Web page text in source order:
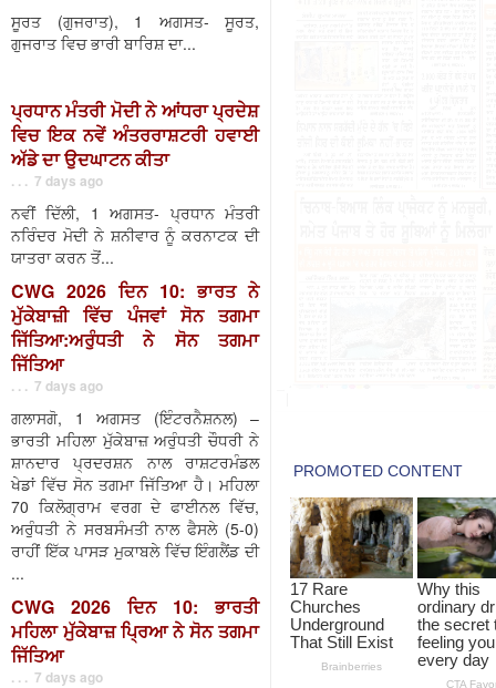
ਸੂਰਤ (ਗੁਜਰਾਤ), 1 ਅਗਸਤ- ਸੂਰਤ,
ਗੁਜਰਾਤ ਵਿਚ ਭਾਰੀ ਬਾਰਿਸ਼ ਦਾ...
ਪ੍ਰਧਾਨ ਮੰਤਰੀ ਮੋਦੀ ਨੇ ਆਂਧਰਾ ਪ੍ਰਦੇਸ਼
ਵਿਚ ਇਕ ਨਵੇਂ ਅੰਤਰਰਾਸ਼ਟਰੀ ਹਵਾਈ
ਅੱਡੇ ਦਾ ਉਦਘਾਟਨ ਕੀਤਾ
. . . 7 days ago
ਨਵੀਂ ਦਿੱਲੀ, 1 ਅਗਸਤ- ਪ੍ਰਧਾਨ ਮੰਤਰੀ
ਨਰਿੰਦਰ ਮੋਦੀ ਨੇ ਸ਼ਨੀਵਾਰ ਨੂੰ ਕਰਨਾਟਕ ਦੀ
ਯਾਤਰਾ ਕਰਨ ਤੋਂ...
CWG 2026 ਦਿਨ 10: ਭਾਰਤ ਨੇ
ਮੁੱਕੇਬਾਜ਼ੀ ਵਿੱਚ ਪੰਜਵਾਂ ਸੋਨ ਤਗਮਾ
ਜਿੱਤਿਆ:ਅਰੁੰਧਤੀ ਨੇ ਸੋਨ ਤਗਮਾ
ਜਿੱਤਿਆ
. . . 7 days ago
ਗਲਾਸਗੋ, 1 ਅਗਸਤ (ਇੰਟਰਨੈਸ਼ਨਲ) –
ਭਾਰਤੀ ਮਹਿਲਾ ਮੁੱਕੇਬਾਜ਼ ਅਰੁੰਧਤੀ ਚੌਧਰੀ ਨੇ
ਸ਼ਾਨਦਾਰ ਪ੍ਰਦਰਸ਼ਨ ਨਾਲ ਰਾਸ਼ਟਰਮੰਡਲ
ਖੇਡਾਂ ਵਿੱਚ ਸੋਨ ਤਗਮਾ ਜਿੱਤਿਆ ਹੈ। ਮਹਿਲਾ
70 ਕਿਲੋਗ੍ਰਾਮ ਵਰਗ ਦੇ ਫਾਈਨਲ ਵਿੱਚ,
ਅਰੁੰਧਤੀ ਨੇ ਸਰਬਸੰਮਤੀ ਨਾਲ ਫੈਸਲੇ (5-0)
ਰਾਹੀਂ ਇੱਕ ਪਾਸੜ ਮੁਕਾਬਲੇ ਵਿੱਚ ਇੰਗਲੈਂਡ ਦੀ
...
CWG 2026 ਦਿਨ 10: ਭਾਰਤੀ
ਮਹਿਲਾ ਮੁੱਕੇਬਾਜ਼ ਪ੍ਰਿਆ ਨੇ ਸੋਨ ਤਗਮਾ
ਜਿੱਤਿਆ
. . . 7 days ago